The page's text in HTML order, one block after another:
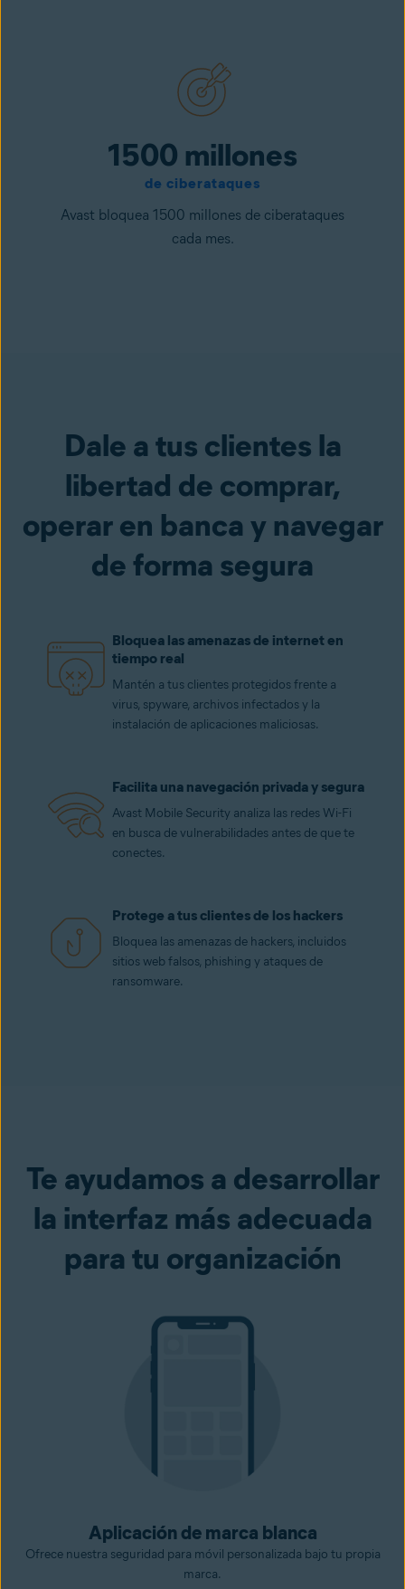
1500 millones
de ciberataques
Avast bloquea 1500 millones de ciberataques
cada mes.
Dale a tus clientes la
libertad de comprar,
operar en banca y navegar
de forma segura
Bloquea las amenazas de internet en
tiempo real
Mantén a tus clientes protegidos frente a
virus, spyware, archivos infectados y la
instalación de aplicaciones maliciosas.
Facilita una navegación privada y segura
Avast Mobile Security analiza las redes Wi-Fi
en busca de vulnerabilidades antes de que te
conectes.
Protege a tus clientes de los hackers
Bloquea las amenazas de hackers, incluidos
sitios web falsos, phishing y ataques de
ransomware.
Te ayudamos a desarrollar
la interfaz más adecuada
para tu organización
Aplicación de marca blanca
Ofrece nuestra seguridad para móvil personalizada bajo tu propia
marca.